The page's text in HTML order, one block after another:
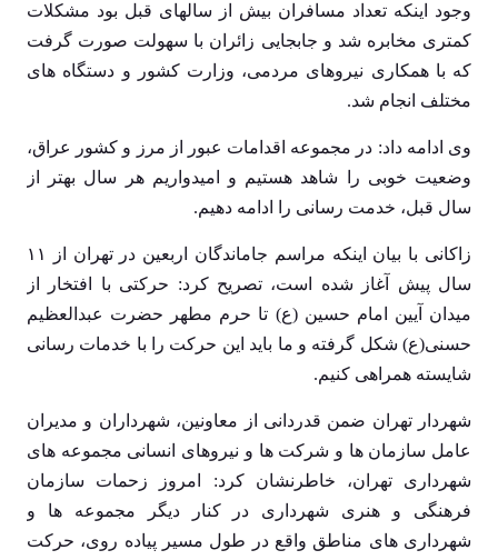
وجود اینکه تعداد مسافران بیش از سالهای قبل بود مشکلات
کمتری مخابره شد و جابجایی زائران با سهولت صورت گرفت
که با همکاری نیروهای مردمی، وزارت کشور و دستگاه های
مختلف انجام شد.
وی ادامه داد: در مجموعه اقدامات عبور از مرز و کشور عراق،
وضعیت خوبی را شاهد هستیم و امیدواریم هر سال بهتر از
سال قبل، خدمت رسانی را ادامه دهیم.
زاکانی با بیان اینکه مراسم جاماندگان اربعین در تهران از ۱۱
سال پیش آغاز شده است، تصریح کرد: حرکتی با افتخار از
میدان آیین امام حسین (ع) تا حرم مطهر حضرت عبدالعظیم
حسنی(ع) شکل گرفته و ما باید این حرکت را با خدمات رسانی
شایسته همراهی کنیم.
شهردار تهران ضمن قدردانی از معاونین، شهرداران و مدیران
عامل سازمان ها و شرکت ها و نیروهای انسانی مجموعه های
شهرداری تهران، خاطرنشان کرد: امروز زحمات سازمان
فرهنگی و هنری شهرداری در کنار دیگر مجموعه ها و
شهرداری های مناطق واقع در طول مسیر پیاده روی، حرکت